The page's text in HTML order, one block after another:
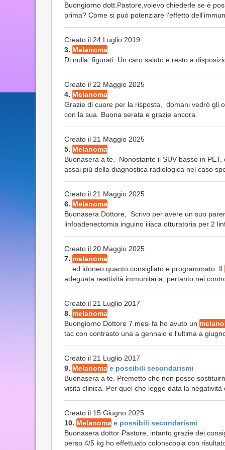
Buongiorno dott.Pastore,volevo chiederle se è
prima? Come si può potenziare l'effetto
Creato il 24 Luglio 2019
3. Melanoma
Di nulla, figurati. Un caro saluto e resto a
Creato il 22 Maggio 2025
4. Melanoma
Grazie di cuore per la risposta, domani vedrò gli
con la sua. Buona serata e grazie ancora.
Creato il 21 Maggio 2025
5. Melanoma
Buonasera a te. Nonostante il SUV basso in
assai più della diagnostica radiologica nel caso
Creato il 21 Maggio 2025
6. Melanoma
Buonasera Dottore, Scrivo per avere un suo
linfoadenectomia inguino iliaca otturatoria per 2
Creato il 20 Maggio 2025
7. melanoma
... ed idoneo quanto consigliato e programmato. Il
adeguata reattività immunitaria; pertanto nei
Creato il 21 Luglio 2017
8. melanoma
Buongiorno Dottore 7 mesi fa ho avuto un
tac con contrasto una a gennaio e l'ultima a
Creato il 21 Luglio 2017
9. Melanoma e possibili secondarismi
Buonasera a te. Premetto che non posso
visita clinica. Per quel che leggo data la
Creato il 15 Giugno 2025
10. Melanoma e possibili secondarismi
Buonasera dottor Pastore, intanto grazie dei
perso 4/5 kg ho effettuato colonscopia con